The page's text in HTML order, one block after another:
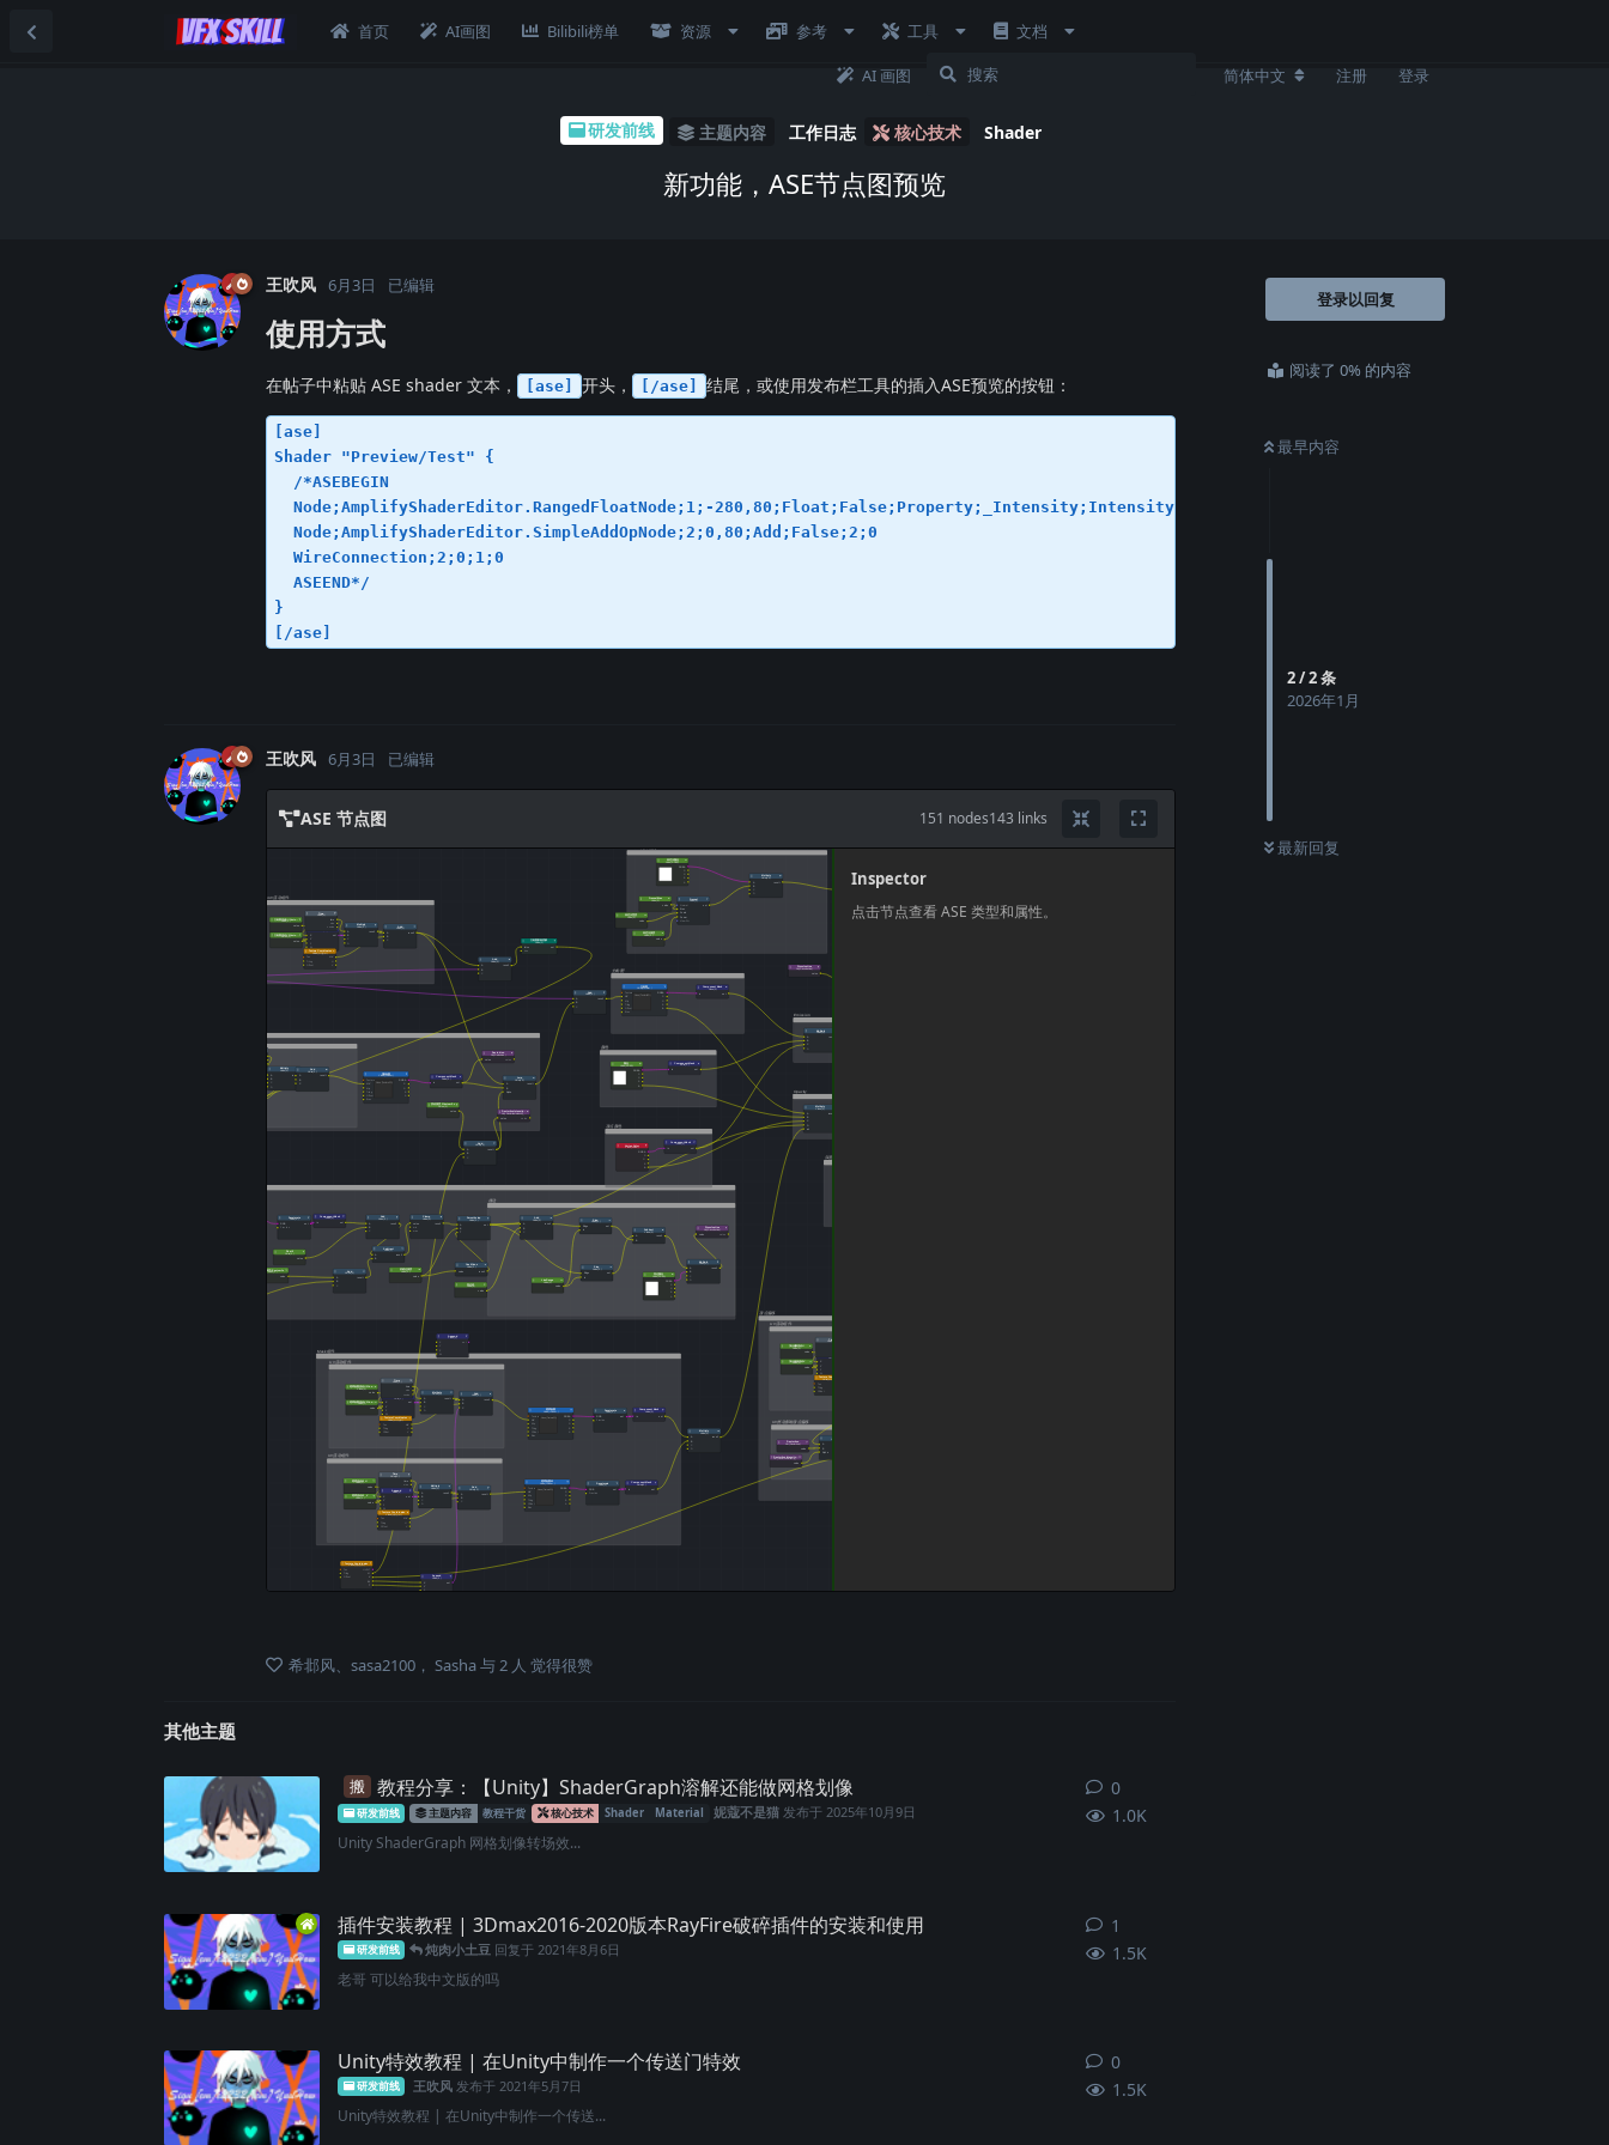
首页 AI画图 Bilibili榜单 资源 参考 工具 文档
AI 画图 简体中文 注册 登录
研发前线 主题内容 工作日志 核心技术 Shader
新功能，ASE节点图预览
登录以回复
阅读了 0% 的内容
最早内容
2/2条
2026年1月
最新回复
王吹风 6月3日 已编辑
使用方式
在帖子中粘贴 ASE shader 文本， [ase] 开头， [/ase] 结尾，或使用发布栏工具的插入ASE预览的按钮：
[ase]
Shader "Preview/Test" {
  /*ASEBEGIN
  Node;AmplifyShaderEditor.RangedFloatNode;1;-280,80;Float;False;Property;_Intensity;Intensity;0;0;Create;True;0;1;0.75;0
  Node;AmplifyShaderEditor.SimpleAddOpNode;2;0,80;Add;False;2;0
  WireConnection;2;0;1;0
  ASEEND*/
}
[/ase]
王吹风 6月3日 已编辑
ASE 节点图 151 nodes143 links
Inspector
点击节点查看 ASE 类型和属性。
希邶风、 sasa2100 ， Sasha与2 人 觉得很赞
其他主题
搬 教程分享：【Unity】ShaderGraph溶解还能做网格划像
研发前线 主题内容 教程干货 核心技术 Shader Material 妮蔻不是猫 发布于2025年10月9日 1.0K
Unity ShaderGraph 网格划像转场效...
0
插件安装教程 | 3Dmax2016-2020版本RayFire破碎插件的安装和使用
研发前线 炖肉小土豆 回复于2021年8月6日 1.5K
老哥 可以给我中文版的吗
1
Unity特效教程 | 在Unity中制作一个传送门特效
研发前线 王吹风 发布于2021年5月7日 1.5K
Unity特效教程 | 在Unity中制作一个传送...
0